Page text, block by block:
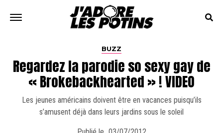
BUZZ
Regardez la parodie so sexy gay de
« Brokebackhearted » ! VIDEO
Les jeunes américains doivent être en vacances puisqu’ils
s’amusent déjà dans leurs jardins sous le soleil